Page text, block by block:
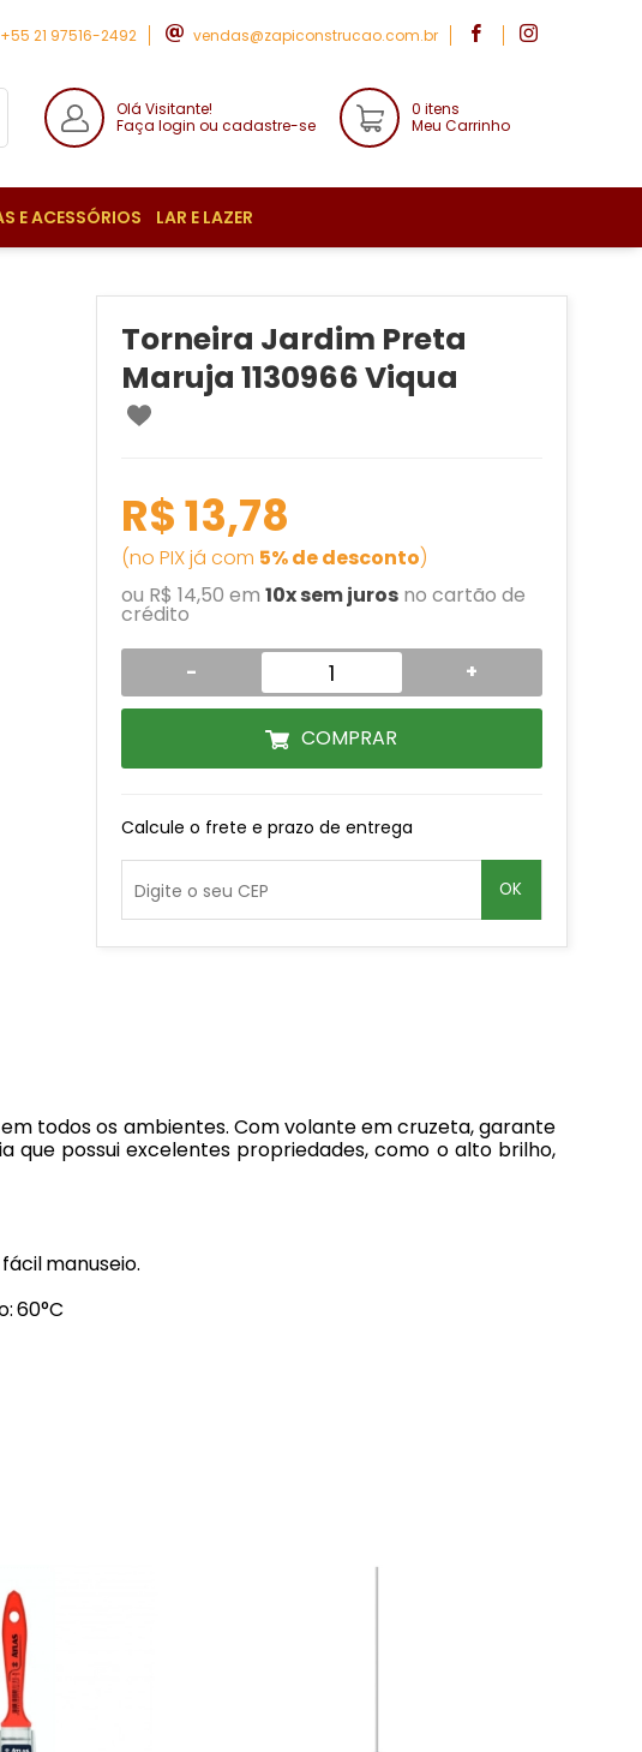
+55 21 97516-2492 vendas@zapiconstrucao.com.br
Olá Visitante!
Faça login ou cadastre-se
0 itens
Meu Carrinho
E ACESSÓRIOS LAR E LAZER
Torneira Jardim Preta
Maruja 1130966 Viqua
R$ 13,78
(no PIX já com 5% de desconto)
ou R$ 14,50 em 10x sem jurosno cartão de
crédito
- +
COMPRAR
Calcule o frete e prazo de entrega
OK
todos os ambientes. Com volante em cruzeta, garante
que possui excelentes propriedades, como o alto brilho,
manuseio.
60°C